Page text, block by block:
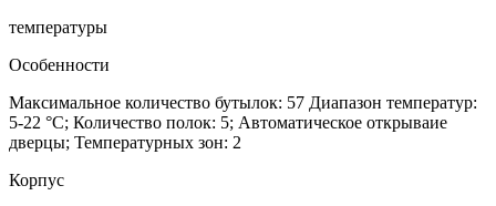
температуры
Особенности
Максимальное количество бутылок: 57 Диапазон температур:
5-22 °C; Количество полок: 5; Автоматическое открываие
дверцы; Температурных зон: 2
Корпус